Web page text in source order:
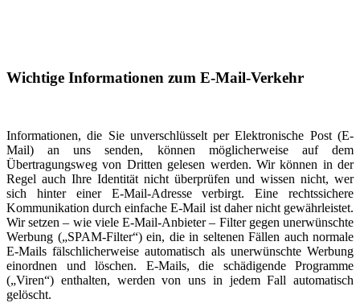
Wichtige Informationen zum E-Mail-Verkehr
Informationen, die Sie unverschlüsselt per Elektronische Post (E-
Mail) an uns senden, können möglicherweise auf dem
Übertragungsweg von Dritten gelesen werden. Wir können in der
Regel auch Ihre Identität nicht überprüfen und wissen nicht, wer
sich hinter einer E-Mail-Adresse verbirgt. Eine rechtssichere
Kommunikation durch einfache E-Mail ist daher nicht gewährleistet.
Wir setzen – wie viele E-Mail-Anbieter – Filter gegen unerwünschte
Werbung („SPAM-Filter“) ein, die in seltenen Fällen auch normale
E-Mails fälschlicherweise automatisch als unerwünschte Werbung
einordnen und löschen. E-Mails, die schädigende Programme
(„Viren“) enthalten, werden von uns in jedem Fall automatisch
gelöscht.